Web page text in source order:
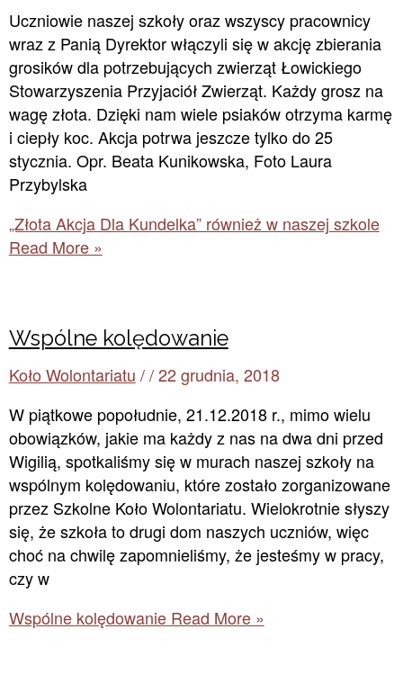
Uczniowie naszej szkoły oraz wszyscy pracownicy
wraz z Panią Dyrektor włączyli się w akcję zbierania
grosików dla potrzebujących zwierząt Łowickiego
Stowarzyszenia Przyjaciół Zwierząt. Każdy grosz na
wagę złota. Dzięki nam wiele psiaków otrzyma karmę
i ciepły koc. Akcja potrwa jeszcze tylko do 25
stycznia. Opr. Beata Kunikowska, Foto Laura
Przybylska
„Złota Akcja Dla Kundelka” również w naszej szkole
Read More »
Wspólne kolędowanie
Koło Wolontariatu //22 grudnia, 2018
W piątkowe popołudnie, 21.12.2018 r., mimo wielu
obowiązków, jakie ma każdy z nas na dwa dni przed
Wigilią, spotkaliśmy się w murach naszej szkoły na
wspólnym kolędowaniu, które zostało zorganizowane
przez Szkolne Koło Wolontariatu. Wielokrotnie słyszy
się, że szkoła to drugi dom naszych uczniów, więc
choć na chwilę zapomnieliśmy, że jesteśmy w pracy,
czy w
Wspólne kolędowanieRead More »